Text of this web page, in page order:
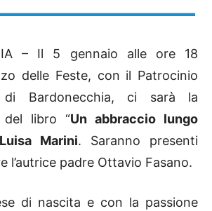
– Il 5 gennaio alle ore 18
delle Feste, con il Patrocinio
di Bardonecchia, ci sarà la
del libro “Un abbraccio lungo
Marini. Saranno presenti
l’autrice padre Ottavio Fasano.
di nascita e con la passione